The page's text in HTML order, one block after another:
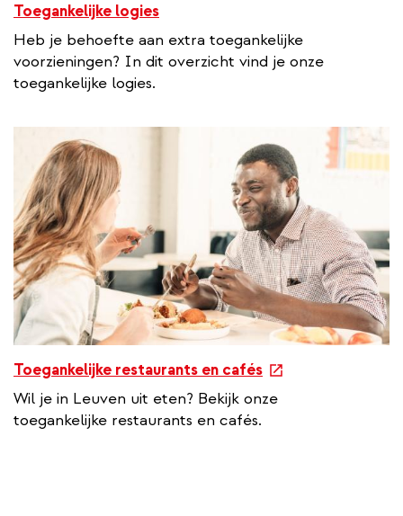
Toegankelijke logies
Heb je behoefte aan extra toegankelijke
voorzieningen? In dit overzicht vind je onze
toegankelijke logies.
Toegankelijke restaurants en cafés
e
x
t
Wil je in Leuven uit eten? Bekijk onze
toegankelijke restaurants en cafés.